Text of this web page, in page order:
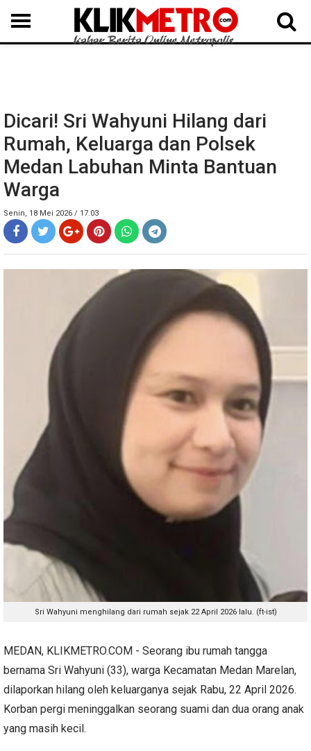
MEDAN LANGKAT DAIRI SAMOSIR TAPUT BATUBARA DELISERDANG
Dicari! Sri Wahyuni Hilang dari
Rumah, Keluarga dan Polsek
Medan Labuhan Minta Bantuan
Warga
Senin, 18 Mei 2026 / 17.03
Sri Wahyuni menghilang dari rumah sejak 22 April 2026 lalu. (ft-ist)
MEDAN, KLIKMETRO.COM - Seorang ibu rumah tangga
bernama Sri Wahyuni (33), warga Kecamatan Medan Marelan,
dilaporkan hilang oleh keluarganya sejak Rabu, 22 April 2026.
Korban pergi meninggalkan seorang suami dan dua orang anak
yang masih kecil.